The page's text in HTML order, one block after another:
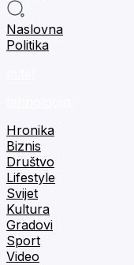
Naslovna
Politika
Hronika
Biznis
Društvo
Lifestyle
Svijet
Kultura
Gradovi
Sport
Video